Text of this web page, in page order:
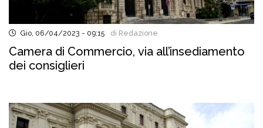
Gio, 06/04/2023 - 09:15 di Redazione
Camera di Commercio, via all’insediamento
dei consiglieri